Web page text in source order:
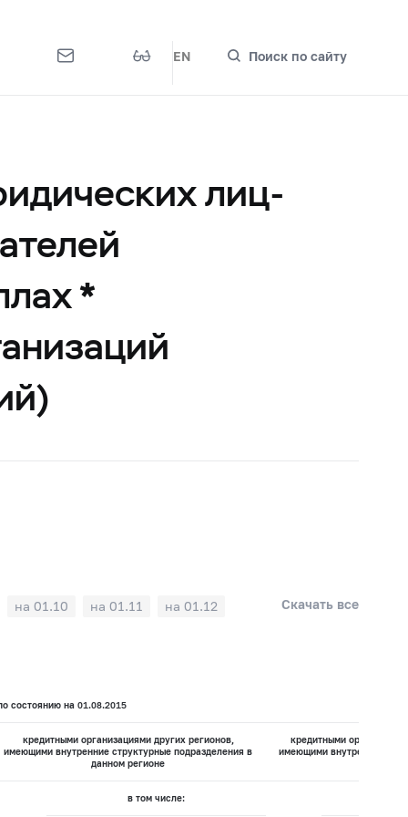
EN Поиск по сайту
лиц-
*
на 01.10 на 01.11 на 01.12 Скачать все
состоянию на 01.08.2015
кредитными организациями других регионов,
имеющими внутренние структурные подразделения в
данном регионе
кредитными
имеющими внутренних
в том числе: